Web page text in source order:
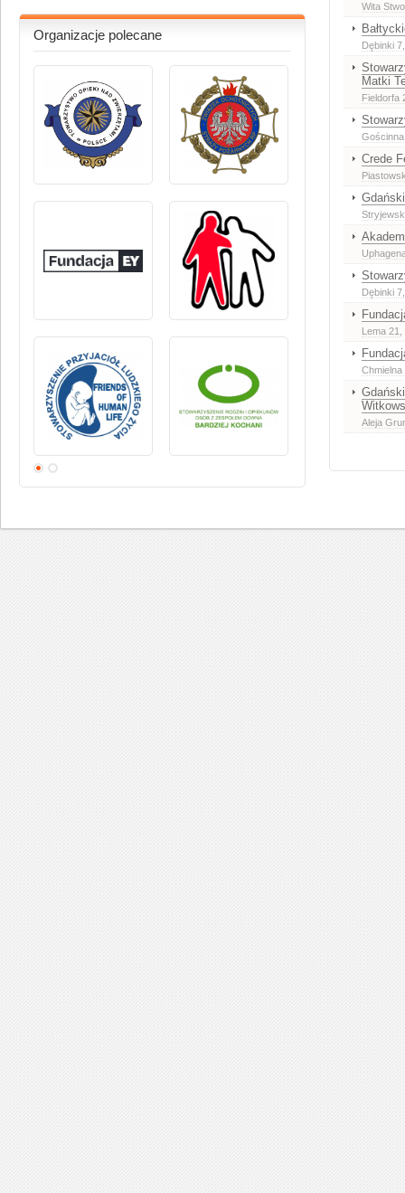
Organizacje polecane
Wita
Dębinki 7
Matki
Fieldorfa
Crede
Dębinki 7
Lema 21
Chmielna
Aleja